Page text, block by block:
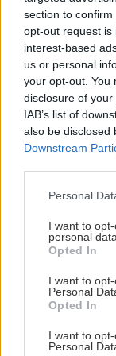
section to
opt-out request is
interest-based
us or personal
your opt-out. You
disclosure of
IAB’s list of
also be disclosed
Downstream
Personal
I want to
personal data.
Opted In
I want to
Personal
Opted In
I want to
Personal
ΣΧΕΣΕΙΣ ΚΑΙ
Πώς θα
μπήκε
Μικρές
τη σπίθα
GOSSIP -
Ο Τζέιμς
πίσω του το